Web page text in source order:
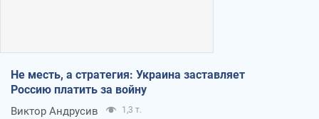
Не месть, а стратегия: Украина заставляет
Россию платить за войну
Виктор Андрусив 1,3 т.